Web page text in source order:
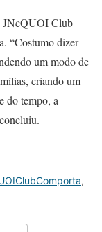
JNcQUOI Club
“Costumo dizer
um modo de
criando um
do tempo, a
,